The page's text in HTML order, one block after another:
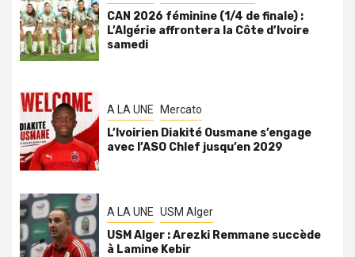
CAN 2026 féminine (1/4 de finale) :
L’Algérie affrontera la Côte d’Ivoire
samedi
A LA UNE Mercato
L’Ivoirien Diakité Ousmane s’engage
avec l’ASO Chlef jusqu’en 2029
A LA UNE USM Alger
USM Alger : Arezki Remmane succède
à Lamine Kebir